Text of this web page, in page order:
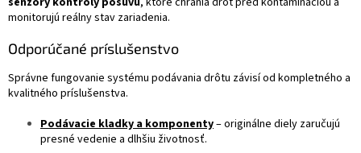
monitorujú reálny stav zariadenia.
Odporúčané príslušenstvo
Správne fungovanie systému podávania drôtu závisí od kompletného a
kvalitného príslušenstva.
Podávacie kladky a komponenty– originálne diely zaručujú
presné vedenie a dlhšiu životnosť.